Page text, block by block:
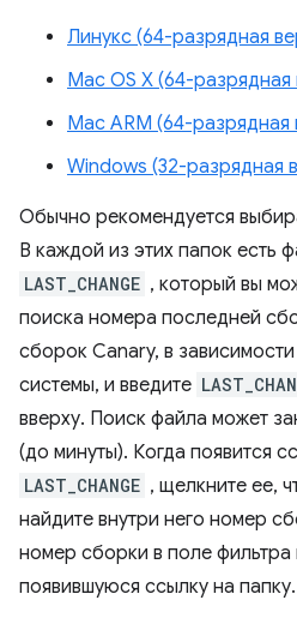
Линукс (64-разрядная
Mac OS X (64-разрядная
Mac ARM (64-разрядная
Windows (32-разрядная
Обычно рекомендуется
В каждой из этих папок есть
LAST_CHANGE , который вы
поиска номера последней
сборок Canary, в
системы, и введите
вверху. Поиск файла может
(до минуты). Когда появится
LAST_CHANGE , щелкните ее,
найдите внутри него номер
номер сборки в поле фильтра
появившуюся ссылку на папку.